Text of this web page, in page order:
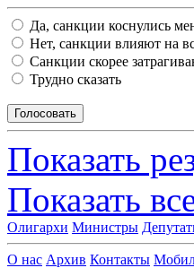
Да, санкции коснулись
Нет, санкции влияют на
Санкции скорее
Трудно сказать
Показать
Показать
Олигархи Министры
О нас Архив Контакты